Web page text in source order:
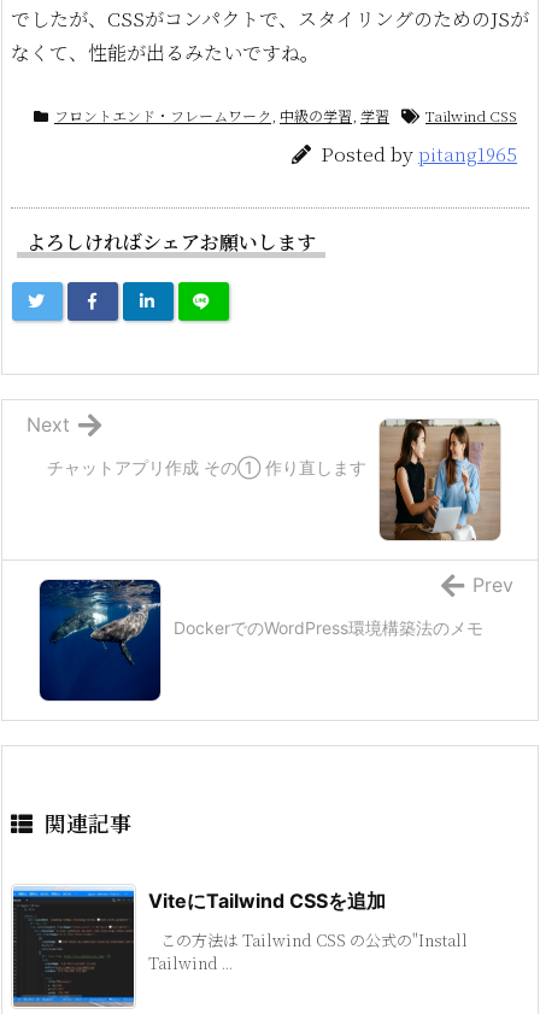
でしたが、CSSがコンパクトで、スタイリングのためのJSが
なくて、性能が出るみたいですね。
フロントエンド・フレームワーク, 中級の学習, 学習 Tailwind CSS
Posted bypitang1965
よろしければシェアお願いします
チャットアプリ作成 その① 作り直します
Next
DockerでのWordPress環境構築法のメモ
Prev
関連記事
ViteにTailwind CSSを追加
この方法は Tailwind CSS の公式の"Install
Tailwind ...